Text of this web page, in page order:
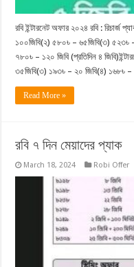
রবি ইন্টারনেট অফার ২০২৪ রবি : রিচার্জ
১০০জিবি(২) ৫৮০৳ – ৬৫জিবি(৩) ৫২৩৳
৭৮০৳ – ১২০ জিবি (প্রতিদিন ৪
৩৫জিবি(৩) ১৯৩৳ – ২০ জিবি(৪) ১৬৮৳
Read More »
রবি ৭ দিন মেয়াদের প্যাক
March 18, 2024 Robi Offer